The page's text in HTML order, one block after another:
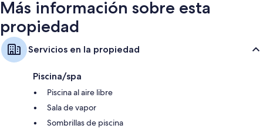
Más información sobre esta
propiedad
Servicios en la propiedad
Piscina/spa
Piscina al aire libre
Sala de vapor
Sombrillas de piscina